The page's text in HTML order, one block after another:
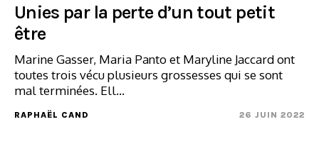
Unies par la perte d’un tout petit
être
Marine Gasser, Maria Panto et Maryline Jaccard ont
toutes trois vécu plusieurs grossesses qui se sont
mal terminées. Ell...
RAPHAËL CAND 26 JUIN 2022